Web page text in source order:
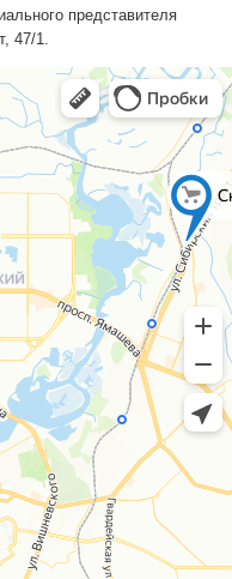
представителя
47/1.